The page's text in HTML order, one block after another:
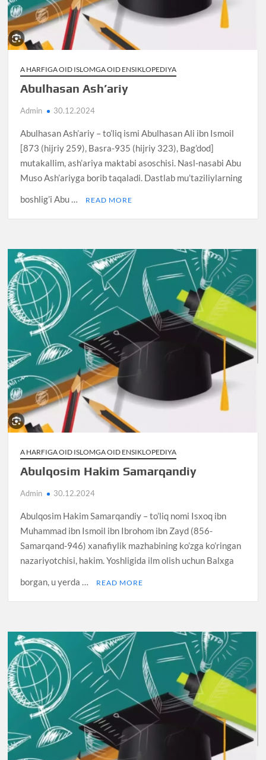
A HARFIGA OID ISLOMGA OID ENSIKLOPEDIYA
Abulhasan Ash’ariy
Admin 30.12.2024
Abulhasan Ash’ariy – to’liq ismi Abulhasan Ali ibn Ismoil
[873 (hijriy 259), Basra-935 (hijriy 323), Bag’dod]
mutakallim, ash’ariya maktabi asoschisi. Nasl-nasabi Abu
Muso Ash’ariyga borib taqaladi. Dastlab mu’taziliylarning
boshlig’i Abu …
READ MORE
A HARFIGA OID ISLOMGA OID ENSIKLOPEDIYA
Abulqosim Hakim Samarqandiy
Admin 30.12.2024
Abulqosim Hakim Samarqandiy – to’liq nomi Isxoq ibn
Muhammad ibn Ismoil ibn Ibrohom ibn Zayd (856-
Samarqand-946) xanafiylik mazhabining ko’zga ko’ringan
nazariyotchisi, hakim. Yoshligida ilm olish uchun Balxga
borgan, u yerda …
READ MORE